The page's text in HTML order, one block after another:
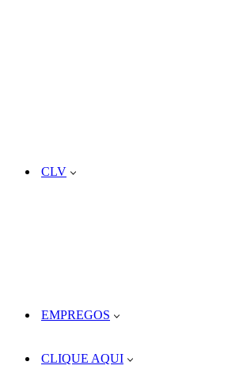
CLV
EMPREGOS
CLIQUE AQUI